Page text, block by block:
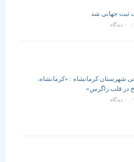
شد
کرمانشاه : «کرمانشاه،
زاگرس»